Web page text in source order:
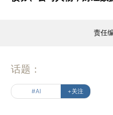
责任
话题：
#AI +关注